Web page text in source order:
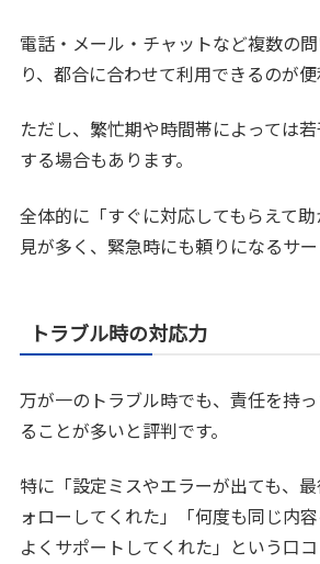
電話・メール・チャットなど複数の
り、都合に合わせて利用できるのが便
ただし、繁忙期や時間帯によっては
する場合もあります。
全体的に「すぐに対応してもらえて
見が多く、緊急時にも頼りになるサー
トラブル時の対応力
万が一のトラブル時でも、責任を持
ることが多いと評判です。
特に「設定ミスやエラーが出ても、
ォローしてくれた」「何度も同じ内
よくサポートしてくれた」という口コ